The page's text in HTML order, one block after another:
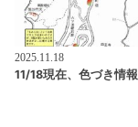
2025.11.18
11/18現在、色づき情報